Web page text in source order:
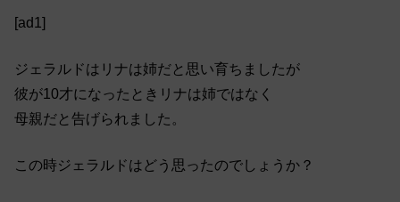
[ad1]
ジェラルドはリナは姉だと思い育ちましたが
彼が10才になったときリナは姉ではなく
母親だと告げられました。
この時ジェラルドはどう思ったのでしょうか？